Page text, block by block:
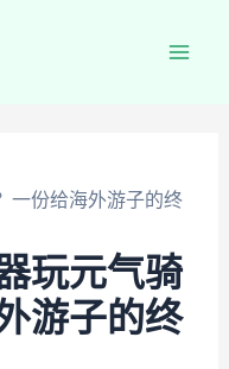
一份给海外游子的终
玩元气骑
游子的终